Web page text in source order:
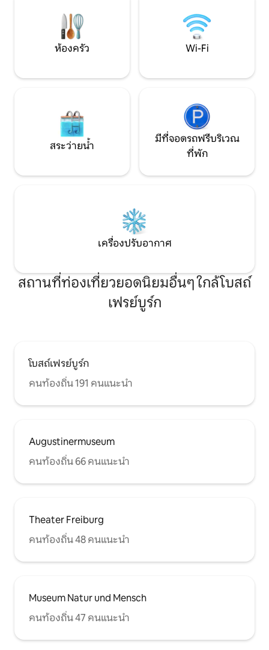
ผ้าเช็ดตัวห่างออก
กาแฟร้านอาหาร
ห้องครัว Wi-Fi
สระว่ายน้ำ
มีที่จอดรถฟรีบริเวณ
ที่พัก
เครื่องปรับอากาศ
สถานที่ท่องเที่ยวยอดนิยมอื่นๆ ใกล้โบสถ์
เฟรย์บูร์ก
โบสถ์เฟรย์บูร์ก
คนท้องถิ่น 191 คนแนะนำ
Augustinermuseum
คนท้องถิ่น 66 คนแนะนำ
Theater Freiburg
คนท้องถิ่น 48 คนแนะนำ
Museum Natur und Mensch
คนท้องถิ่น 47 คนแนะนำ